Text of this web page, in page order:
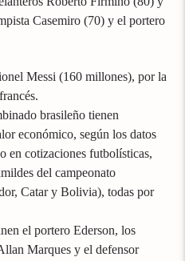
Casemiro (70) y el portero
Messi (160 millones), por la
brasileño tienen
económico, según los datos
en cotizaciones futbolísticas,
del campeonato
Catar y Bolivia), todas por
el portero Ederson, los
Marques y el defensor